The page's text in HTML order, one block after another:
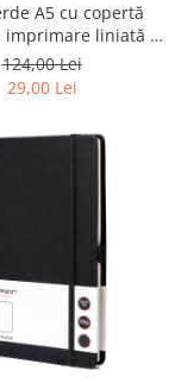
A5 cu copertă
imprimare liniată și
pix - Peterson
NOT-6-LN-52-9119
124,00 Lei
29,00 Lei